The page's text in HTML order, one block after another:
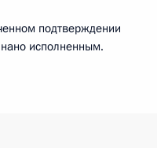
подтверждении
исполненным.